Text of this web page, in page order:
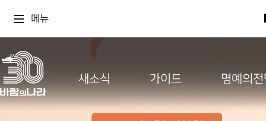
메뉴
새소식 가이드 명예의